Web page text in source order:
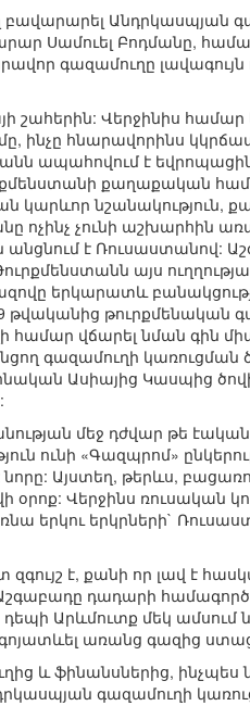
բավարարել Անդրկասպյան
Սամուել Բոդմանը,
գազամուղը լավագույն
Վերջինիս համար
ինչը հնարավորինս
ապահովում է
քաղաքական
կարևոր նշանակություն,
ոչինչ չունի աշխարհին
է Ռուսաստանով:
այս
երկարատև
թուրքմենական
վճարել նման գին
գազամուղի կառուցման
Ասիայից Կասպից
մեջ դժվար թե
ունի «Գազպրոմ»
Այստեղ, թերևս,
օրոք: Վերջինս ռուսական
երկու երկրների`
է, քանի որ լավ է
դադարի
Արևմուտք մեկ ամսում
առանց գազից
և ֆինանսներից,
գազամուղի